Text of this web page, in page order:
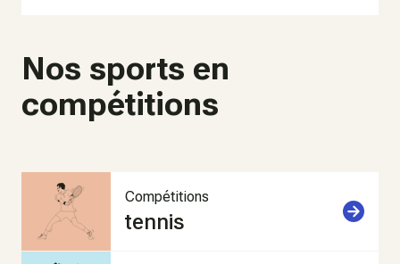
Nos sports en
compétitions
Compétitions
tennis